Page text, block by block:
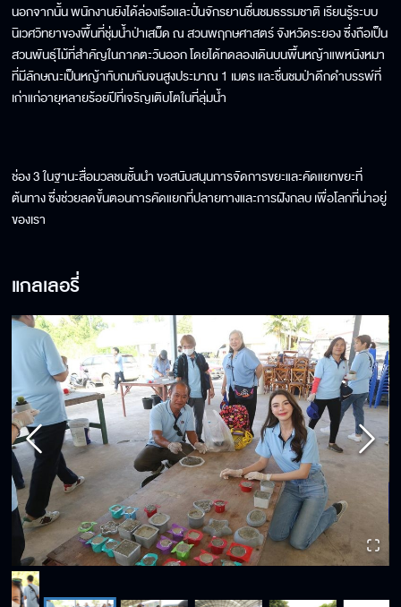
นอกจากนั้น พนักงานยังได้ล่องเรือและปั่นจักรยานชื่นชมธรรมชาติ เรียนรู้ระบบ
นิเวศวิทยาของพื้นที่ชุ่มน้ำป่าเสม็ด ณ สวนพฤกษศาสตร์ จังหวัดระยอง ซึ่งถือเป็น
สวนพันธุ์ไม้ที่สำคัญในภาคตะวันออก โดยได้ทดลองเดินบนพื้นหญ้าแพหนังหมา
ที่มีลักษณะเป็นหญ้าทับถมกันจนสูงประมาณ 1 เมตร และชื่นชมป่าดึกดำบรรพ์ที่
เก่าแก่อายุหลายร้อยปีที่เจริญเติบโตในที่ลุ่มน้ำ
ช่อง 3 ในฐานะสื่อมวลชนชั้นนำ ขอสนับสนุนการจัดการขยะและคัดแยกขยะที่
ต้นทาง ซึ่งช่วยลดขั้นตอนการคัดแยกที่ปลายทางและการฝังกลบ เพื่อโลกที่น่าอยู่
ของเรา
แกลเลอรี่